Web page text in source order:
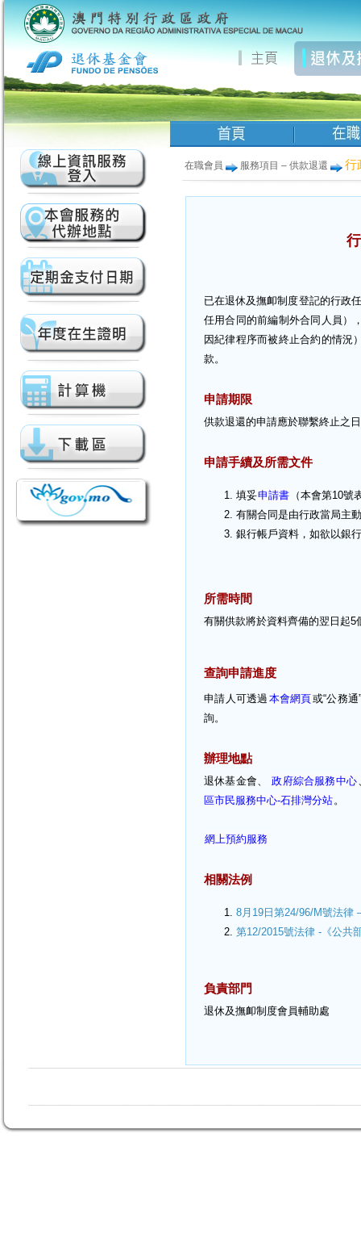
在職會員 服務項目 – 供款退還 行
已在退休及撫卹制度登記的行政
任用合同的前編制外合同人員）
因紀律程序而被終止合約的情況
款。
申請期限
供款退還的申請應於聯繫終止之
申請手續及所需文件
填妥申請書 （本會第10號
有關合同是由行政當局主
銀行帳戶資料，如欲以銀
所需時間
有關供款將於資料齊備的翌日起
查詢申請進度
申請人可透過 本會網頁或“公務
詢。
辦理地點
退休基金會、 政府綜合服務中心
區市民服務中心-石排灣分站。
網上預約服務
相關法例
8月19日第24/96/M號法律
第12/2015號法律 -《公共
負責部門
退休及撫卹制度會員輔助處